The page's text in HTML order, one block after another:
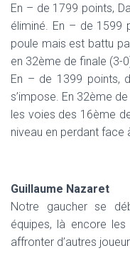
En – de 1799 points,
éliminé. En – de 1599
poule mais est battu
en 32ème de finale (3-
En – de 1399 points,
s’impose. En 32ème
les voies des 16ème
niveau en perdant face
Guillaume Nazaret
Notre gaucher se
équipes, là encore
affronter d’autres